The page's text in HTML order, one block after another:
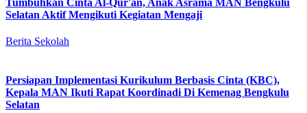
Selatan Aktif Mengikuti Kegiatan Mengaji
Berita Sekolah
Persiapan Implementasi Kurikulum Berbasis Cinta (KBC),
Kepala MAN Ikuti Rapat Koordinadi Di Kemenag Bengkulu
Selatan